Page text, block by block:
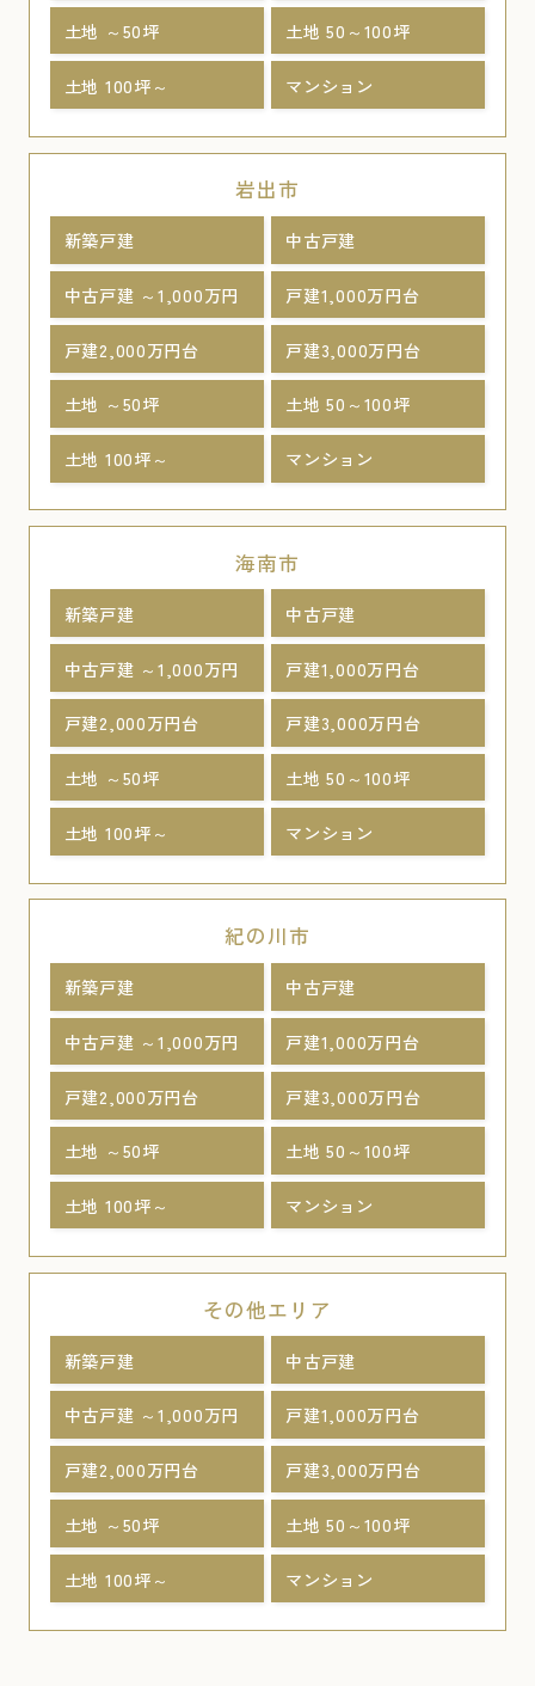
土地 ～50坪 土地 50～100坪
土地 100坪～ マンション
岩出市
新築戸建 中古戸建
中古戸建 ～1,000万円 戸建1,000万円台
戸建2,000万円台 戸建3,000万円台
土地 ～50坪 土地 50～100坪
土地 100坪～ マンション
海南市
新築戸建 中古戸建
中古戸建 ～1,000万円 戸建1,000万円台
戸建2,000万円台 戸建3,000万円台
土地 ～50坪 土地 50～100坪
土地 100坪～ マンション
紀の川市
新築戸建 中古戸建
中古戸建 ～1,000万円 戸建1,000万円台
戸建2,000万円台 戸建3,000万円台
土地 ～50坪 土地 50～100坪
土地 100坪～ マンション
その他エリア
新築戸建 中古戸建
中古戸建 ～1,000万円 戸建1,000万円台
戸建2,000万円台 戸建3,000万円台
土地 ～50坪 土地 50～100坪
土地 100坪～ マンション